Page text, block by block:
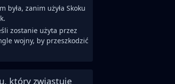
była, zanim użyła Skoku
zostanie użyta przez
wojny, by przeszkodzić
który zwiastuje